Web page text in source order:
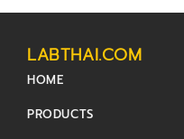
LABTHAI.COM
HOME
PRODUCTS